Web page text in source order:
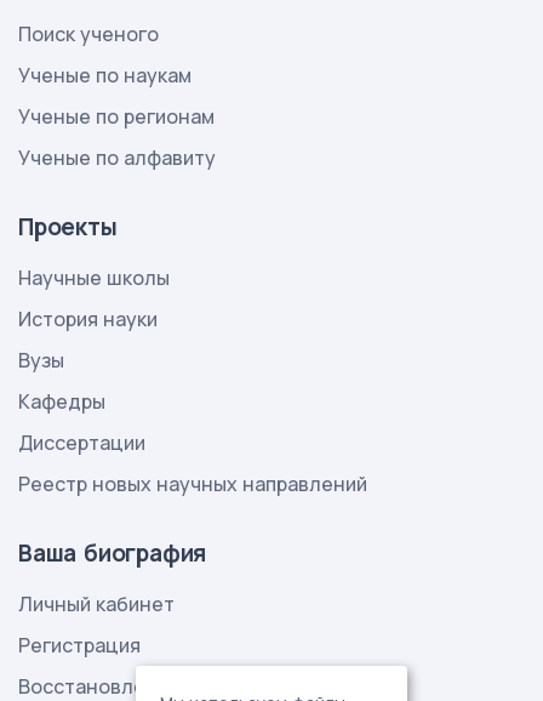
Поиск ученого
Ученые по наукам
Ученые по регионам
Ученые по алфавиту
Проекты
Научные школы
История науки
Вузы
Кафедры
Диссертации
Реестр новых научных направлений
Ваша биография
Личный кабинет
Регистрация
Восстановление пароля